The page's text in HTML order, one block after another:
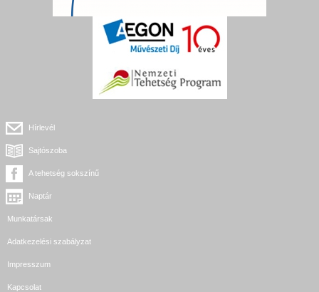
Hírlevél
Sajtószoba
A tehetség sokszínű
Naptár
Munkatársak
Adatkezelési szabályzat
Impresszum
Kapcsolat